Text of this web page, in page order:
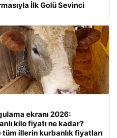
İlk Golü Sevinci
ekranı 2026:
kilo fiyatı ne kadar?
illerin kurbanlık fiyatları